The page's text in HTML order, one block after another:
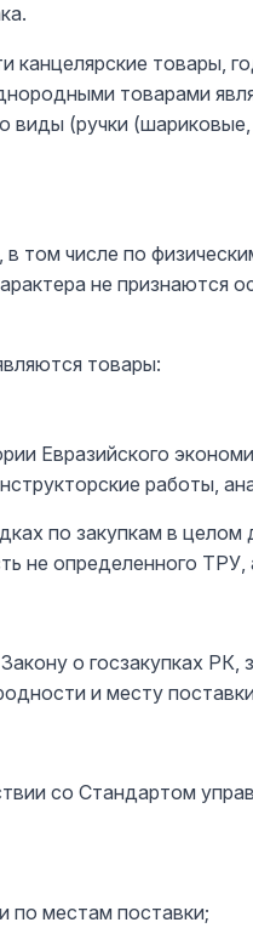
товары,
товарами
виды (ручки
числе по
не признаются
товары:
Евразийского
работы,
по закупкам в целом
не определенного
о госзакупках РК,
и месту
со Стандартом
местам поставки;